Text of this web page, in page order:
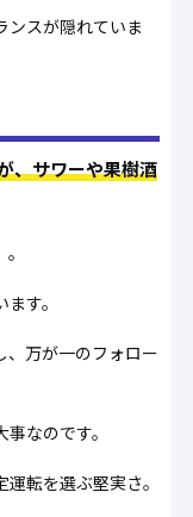
ンスが隠れていま
、サワーや果樹酒
す。
、万が一のフォロー
なのです。
転を選ぶ堅実さ。